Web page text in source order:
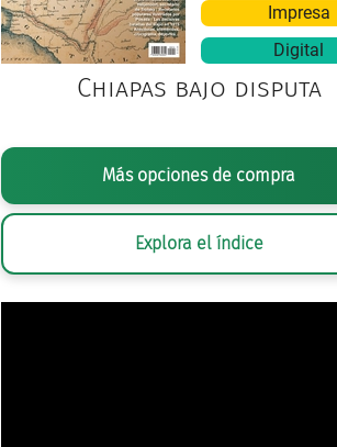
Impresa
Digital
Chiapas bajo disputa
Más opciones de compra
Explora el índice